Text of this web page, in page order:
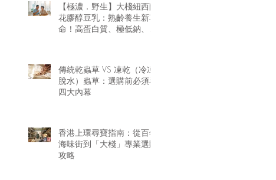
【極濃．野生】大棧紐西蘭
花膠醇豆乳：熟齡養生新革
命！高蛋白質、極低鈉、零
傳統乾蟲草 VS 凍乾（冷凍
脫水）蟲草：選購前必須看
四大內幕
香港上環尋寶指南：從百年
海味街到「大棧」專業選購
攻略